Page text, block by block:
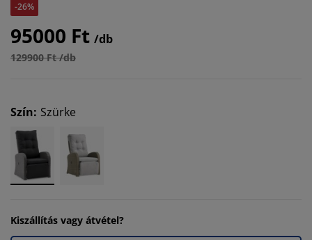
-26%
95000 Ft /db
129900 Ft /db
Szín: Szürke
Kiszállítás vagy átvétel?